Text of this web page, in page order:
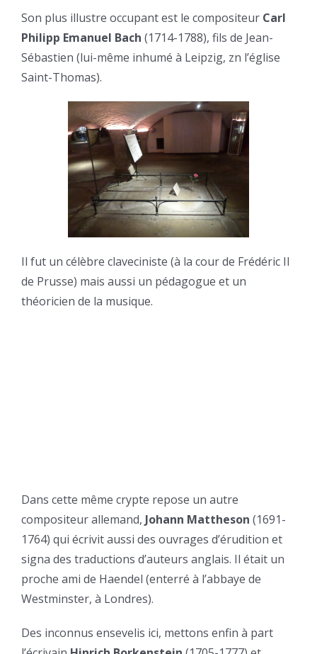
Son plus illustre occupant est le compositeur Carl
Philipp Emanuel Bach (1714-1788), fils de Jean-
Sébastien (lui-même inhumé à Leipzig, zn l’église
Saint-Thomas).
Il fut un célèbre claveciniste (à la cour de Frédéric II
de Prusse) mais aussi un pédagogue et un
théoricien de la musique.
Dans cette même crypte repose un autre
compositeur allemand, Johann Mattheson (1691-
1764) qui écrivit aussi des ouvrages d’érudition et
signa des traductions d’auteurs anglais. Il était un
proche ami de Haendel (enterré à l’abbaye de
Westminster, à Londres).
Des inconnus ensevelis ici, mettons enfin à part